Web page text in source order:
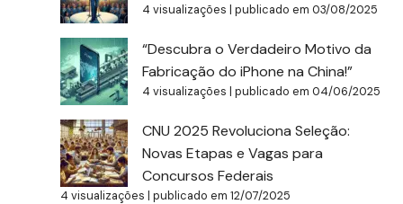
4 visualizações |publicado em 03/08/2025
“Descubra o Verdadeiro Motivo da
Fabricação do iPhone na China!”
4 visualizações |publicado em 04/06/2025
CNU 2025 Revoluciona Seleção:
Novas Etapas e Vagas para
Concursos Federais
4 visualizações |publicado em 12/07/2025